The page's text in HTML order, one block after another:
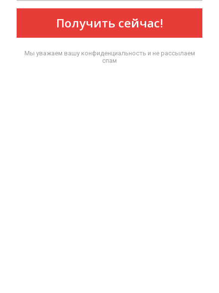
Получить сейчас!
Мы уважаем вашу конфиденциальность и не рассылаем
спам